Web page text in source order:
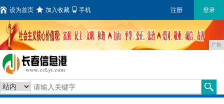
设为首页 加入收藏 手机 注册 登录
广告